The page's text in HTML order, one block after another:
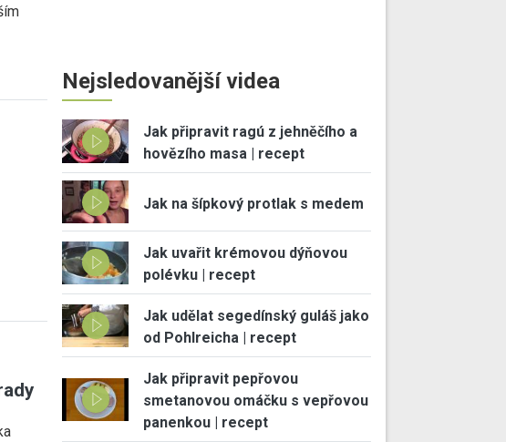
Nejsledovanější videa
Jak připravit ragú z jehněčího a
hovězího masa | recept
Jak na šípkový protlak s medem
Jak uvařit krémovou dýňovou
polévku | recept
Jak udělat segedínský guláš jako
od Pohlreicha | recept
Jak připravit pepřovou
smetanovou omáčku s vepřovou
panenkou | recept